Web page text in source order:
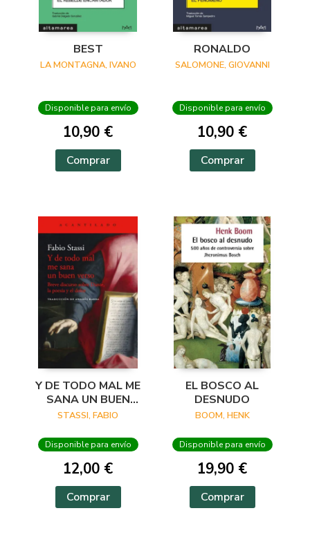
BEST
LA MONTAGNA, IVANO
Disponible para envío
10,90 €
Comprar
RONALDO
SALOMONE, GIOVANNI
Disponible para envío
10,90 €
Comprar
Y DE TODO MAL ME
SANA UN BUEN
VERSO
STASSI, FABIO
Disponible para envío
12,00 €
Comprar
EL BOSCO AL
DESNUDO
BOOM, HENK
Disponible para envío
19,90 €
Comprar